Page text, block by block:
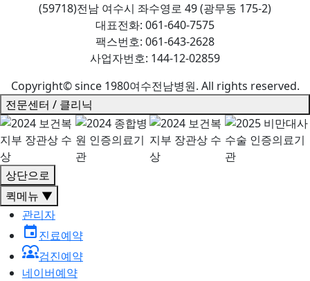
(59718)전남 여수시 좌수영로 49 (광무동 175-2)
대표전화: 061-640-7575
팩스번호: 061-643-2628
사업자번호: 144-12-02859
Copyright© since 1980여수전남병원. All rights reserved.
전문센터 / 클리닉
상단으로
퀵메뉴 ▼
관리자
event진료예약
diversity_1검진예약
네이버예약